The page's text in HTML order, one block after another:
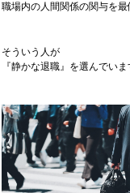
職場内の人間関係の関与を最
そういう人が
『静かな退職』を選んでいま